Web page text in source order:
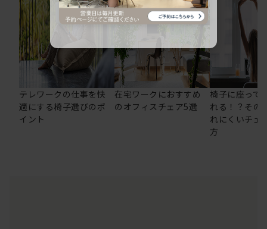
テレワークの仕事を快
適にする椅子選びのポ
イント
在宅ワークにおすすめ
のオフィスチェア5選
椅子に座って
れる！？その
れにくいチェ
方